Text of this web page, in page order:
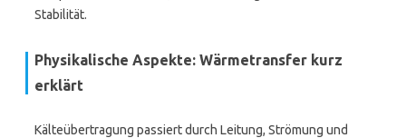
Stabilität.
Physikalische Aspekte: Wärmetransfer kurz
erklärt
Kälteübertragung passiert durch Leitung, Strömung und